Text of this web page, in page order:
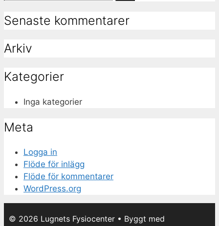
Senaste kommentarer
Arkiv
Kategorier
Inga kategorier
Meta
Logga in
Flöde för inlägg
Flöde för kommentarer
WordPress.org
© 2026 Lugnets Fysiocenter • Byggt med